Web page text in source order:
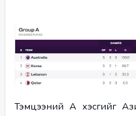
Тэмцээний А хэсгийг